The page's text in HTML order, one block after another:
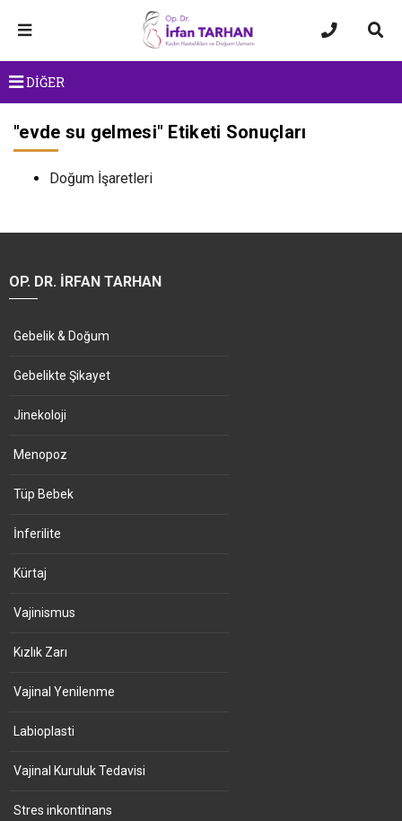
DİĞER
"evde su gelmesi" Etiketi Sonuçları
Doğum İşaretleri
OP. DR. İRFAN TARHAN
Gebelik & Doğum
Gebelikte Şikayet
Jinekoloji
Menopoz
Tüp Bebek
İnferilite
Kürtaj
Vajinismus
Kızlık Zarı
Vajinal Yenilenme
Labioplasti
Vajinal Kuruluk Tedavisi
Stres inkontinans